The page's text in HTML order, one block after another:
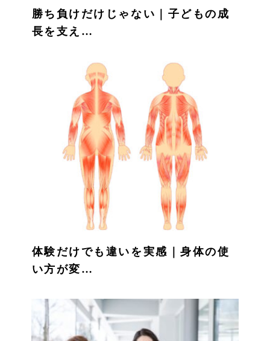
勝ち負けだけじゃない｜子どもの成
長を支え…
体験だけでも違いを実感｜身体の使
い方が変…